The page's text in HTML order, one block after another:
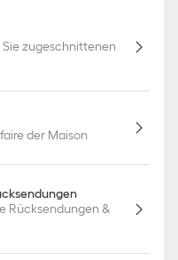
Sie zugeschnittenen
der Maison
Rücksendungen &